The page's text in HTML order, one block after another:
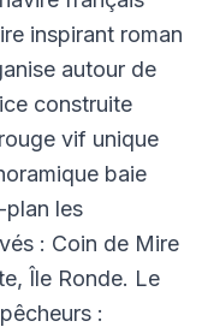
inspirant roman
autour de
construite
vif unique
baie
plan les
: Coin de Mire
Île Ronde. Le
: